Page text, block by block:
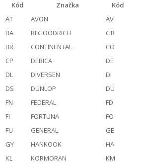
Kód Značka
Kód
AT AVON
AV
BA BFGOODRICH
GR
BR CONTINENTAL
CO
CP DEBICA
DE
DL DIVERSEN
DI
DS DUNLOP
DU
FN FEDERAL
FD
FI FORTUNA
FO
FU GENERAL
GE
GY HANKOOK
HA
KL KORMORAN
KM